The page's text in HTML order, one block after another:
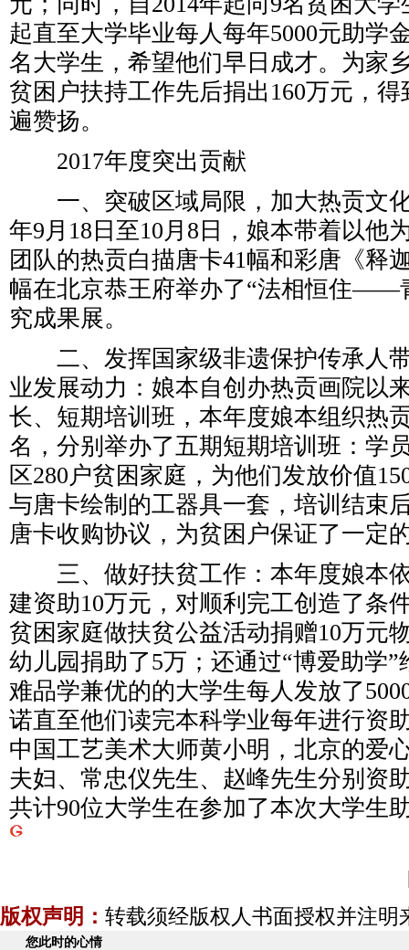
起直至大学毕业每人每年5000元助学
名大学生，希望他们早日成才。为家
贫困户扶持工作先后捐出160万元，
遍赞扬。
2017年度突出贡献
一、突破区域局限，加大热贡文化
年9月18日至10月8日，娘本带着以他
团队的热贡白描唐卡41幅和彩唐《释
幅在北京恭王府举办了“法相恒住——
究成果展。
二、发挥国家级非遗保护传承人
业发展动力：娘本自创办热贡画院以
长、短期培训班，本年度娘本组织热
名，分别举办了五期短期培训班：学
区280户贫困家庭，为他们发放价值
与唐卡绘制的工器具一套，培训结束
唐卡收购协议，为贫困户保证了一定
三、做好扶贫工作：本年度娘本
建资助10万元，对顺利完工创造了条
贫困家庭做扶贫公益活动捐赠10万元
幼儿园捐助了5万；还通过“博爱助学”
难品学兼优的的大学生每人发放了
诺直至他们读完本科学业每年进行资
中国工艺美术大师黄小明，北京的爱
夫妇、常忠仪先生、赵峰先生分别资
共计90位大学生在参加了本次大学生
版权声明： 转载须经版权人书面授权并注明
您此时的心情